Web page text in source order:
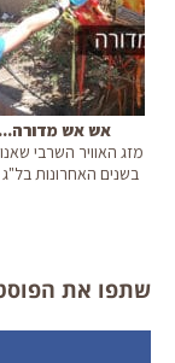
אש אש מדורה...
מזג האוויר השרבי שאנו
בשנים האחרונות
שתפו את